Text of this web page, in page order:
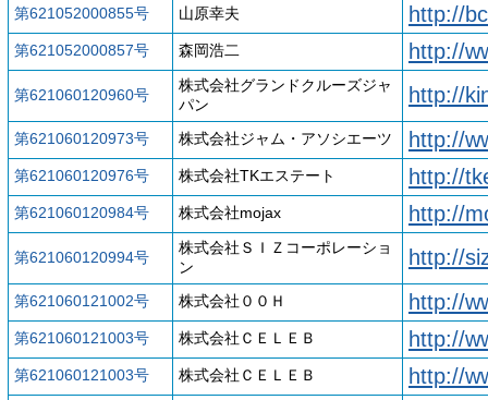
第621052000855号 山原幸夫 http://
第621052000857号 森岡浩二 http://
第621060120960号
株式会社グランドクルーズジャ
パン
http://
第621060120973号 株式会社ジャム・アソシエーツ http://
第621060120976号 株式会社TKエステート http://
第621060120984号 株式会社mojax http://
第621060120994号
株式会社ＳＩＺコーポレーショ
ン
http://
第621060121002号 株式会社００Ｈ http://
第621060121003号 株式会社ＣＥＬＥＢ http://
第621060121003号 株式会社ＣＥＬＥＢ http://